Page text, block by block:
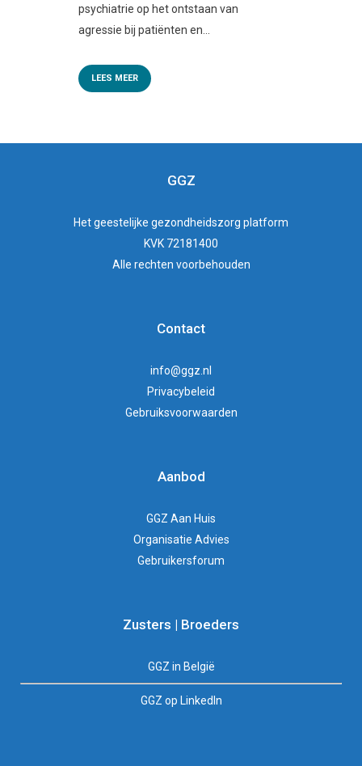
psychiatrie op het ontstaan van
agressie bij patiënten en...
LEES MEER
GGZ
Hetgeestelijke gezondheidszorg platform
KVK 72181400
Alle rechten voorbehouden
Contact
info@ggz.nl
Privacybeleid
Gebruiksvoorwaarden
Aanbod
GGZ Aan Huis
Organisatie Advies
Gebruikersforum
Zusters | Broeders
GGZ in België
GGZ op LinkedIn